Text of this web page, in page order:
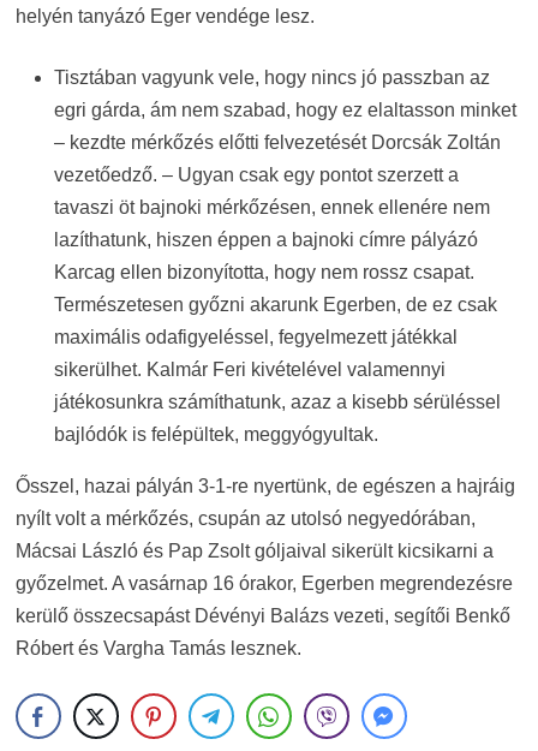
helyén tanyázó Eger vendége lesz.
Tisztában vagyunk vele, hogy nincs jó passzban az
egri gárda, ám nem szabad, hogy ez elaltasson minket
– kezdte mérkőzés előtti felvezetését Dorcsák Zoltán
vezetőedző. – Ugyan csak egy pontot szerzett a
tavaszi öt bajnoki mérkőzésen, ennek ellenére nem
lazíthatunk, hiszen éppen a bajnoki címre pályázó
Karcag ellen bizonyította, hogy nem rossz csapat.
Természetesen győzni akarunk Egerben, de ez csak
maximális odafigyeléssel, fegyelmezett játékkal
sikerülhet. Kalmár Feri kivételével valamennyi
játékosunkra számíthatunk, azaz a kisebb sérüléssel
bajlódók is felépültek, meggyógyultak.
Ősszel, hazai pályán 3-1-re nyertünk, de egészen a hajráig
nyílt volt a mérkőzés, csupán az utolsó negyedórában,
Mácsai László és Pap Zsolt góljaival sikerült kicsikarni a
győzelmet. A vasárnap 16 órakor, Egerben megrendezésre
kerülő összecsapást Dévényi Balázs vezeti, segítői Benkő
Róbert és Vargha Tamás lesznek.